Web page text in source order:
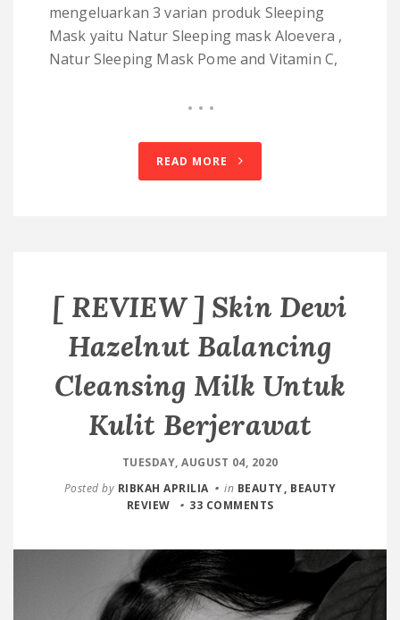
mengeluarkan 3 varian produk Sleeping
Mask yaitu Natur Sleeping mask Aloevera ,
Natur Sleeping Mask Pome and Vitamin C,
READ MORE
[ REVIEW ] Skin Dewi
Hazelnut Balancing
Cleansing Milk Untuk
Kulit Berjerawat
TUESDAY, AUGUST 04, 2020
Posted by RIBKAH APRILIA in BEAUTY BEAUTY
REVIEW
33 COMMENTS